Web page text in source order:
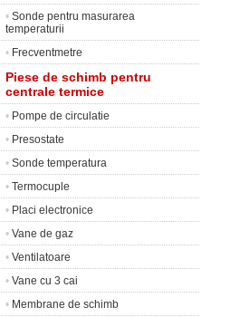
• Sonde pentru masurarea
temperaturii
• Frecventmetre
Piese de schimb pentru
centrale termice
• Pompe de circulatie
• Presostate
• Sonde temperatura
• Termocuple
• Placi electronice
• Vane de gaz
• Ventilatoare
• Vane cu 3 cai
• Membrane de schimb